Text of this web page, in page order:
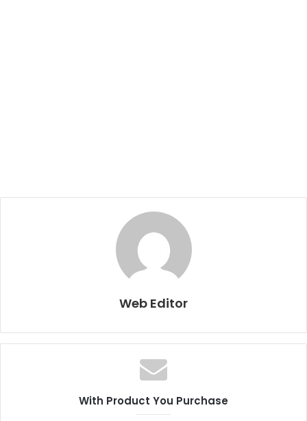
Web Editor
With Product You Purchase